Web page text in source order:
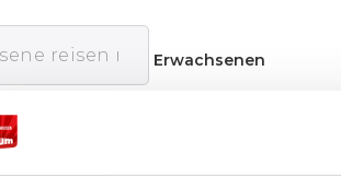
Erwachsenen